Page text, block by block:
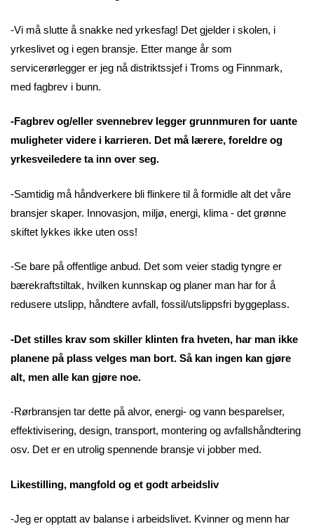
-Vi må slutte å snakke ned yrkesfag! Det gjelder i skolen, i
yrkeslivet og i egen bransje. Etter mange år som
servicerørlegger er jeg nå distriktssjef i Troms og Finnmark,
med fagbrev i bunn.
-Fagbrev og/eller svennebrev legger grunnmuren for uante
muligheter videre i karrieren. Det må lærere, foreldre og
yrkesveiledere ta inn over seg.
-Samtidig må håndverkere bli flinkere til å formidle alt det våre
bransjer skaper. Innovasjon, miljø, energi, klima - det grønne
skiftet lykkes ikke uten oss!
-Se bare på offentlige anbud. Det som veier stadig tyngre er
bærekraftstiltak, hvilken kunnskap og planer man har for å
redusere utslipp, håndtere avfall, fossil/utslippsfri byggeplass.
-Det stilles krav som skiller klinten fra hveten, har man ikke
planene på plass velges man bort. Så kan ingen kan gjøre
alt, men alle kan gjøre noe.
-Rørbransjen tar dette på alvor, energi- og vann besparelser,
effektivisering, design, transport, montering og avfallshåndtering
osv. Det er en utrolig spennende bransje vi jobber med.
Likestilling, mangfold og et godt arbeidsliv
-Jeg er opptatt av balanse i arbeidslivet. Kvinner og menn har